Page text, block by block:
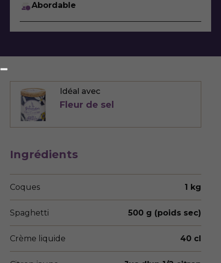
Abordable
Idéal avec
Fleur de sel
Ingrédients
Coques 1 kg
Spaghetti 500 g (poids sec)
Crème liquide 40 cl